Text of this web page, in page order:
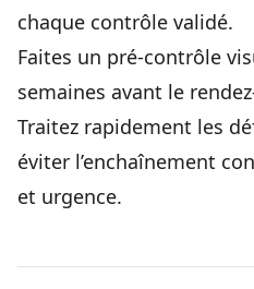
chaque contrôle validé.
Faites un pré-contrôle
semaines avant le
Traitez rapidement les
éviter l’enchaînement
et urgence.